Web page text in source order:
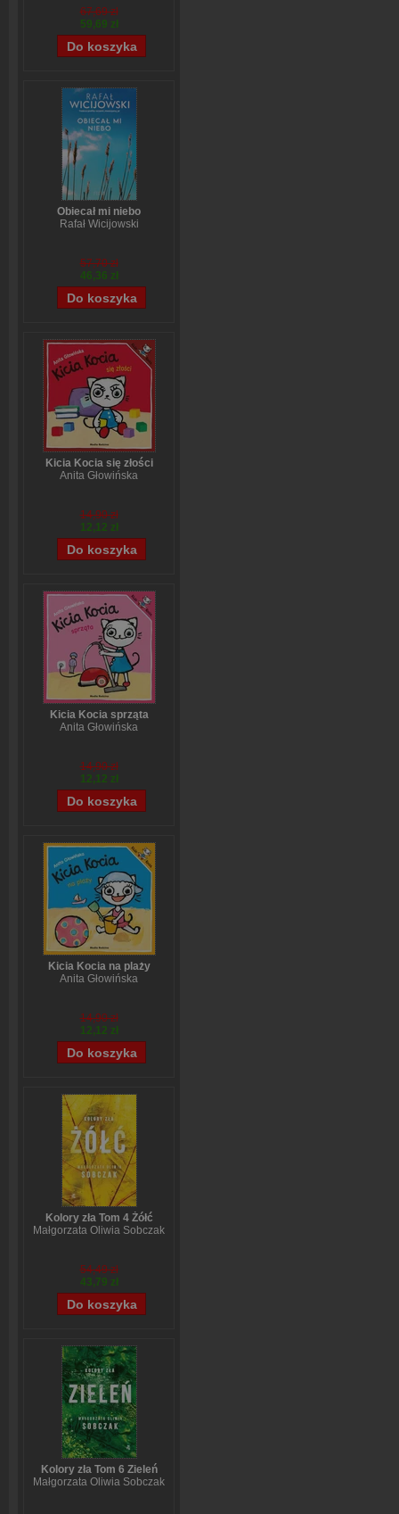
Anne-Laure LeCunff
67,69 zł
59,69 zł
Obiecał mi niebo
Rafał Wicijowski
57,70 zł
46,36 zł
Kicia Kocia się złości
Anita Głowińska
14,90 zł
12,12 zł
Kicia Kocia sprząta
Anita Głowińska
14,90 zł
12,12 zł
Kicia Kocia na plaży
Anita Głowińska
14,90 zł
12,12 zł
Kolory zła Tom 4 Żółć
Małgorzata Oliwia Sobczak
54,49 zł
43,79 zł
Kolory zła Tom 6 Zieleń
Małgorzata Oliwia Sobczak